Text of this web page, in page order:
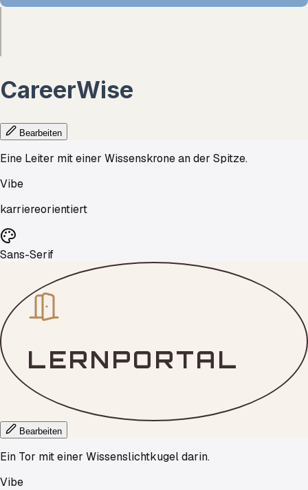
CareerWise
Bearbeiten
Eine Leiter mit einer Wissenskrone an der Spitze.
Vibe
karriereorientiert
Sans-Serif
LERNPORTAL
Bearbeiten
Ein Tor mit einer Wissenslichtkugel darin.
Vibe